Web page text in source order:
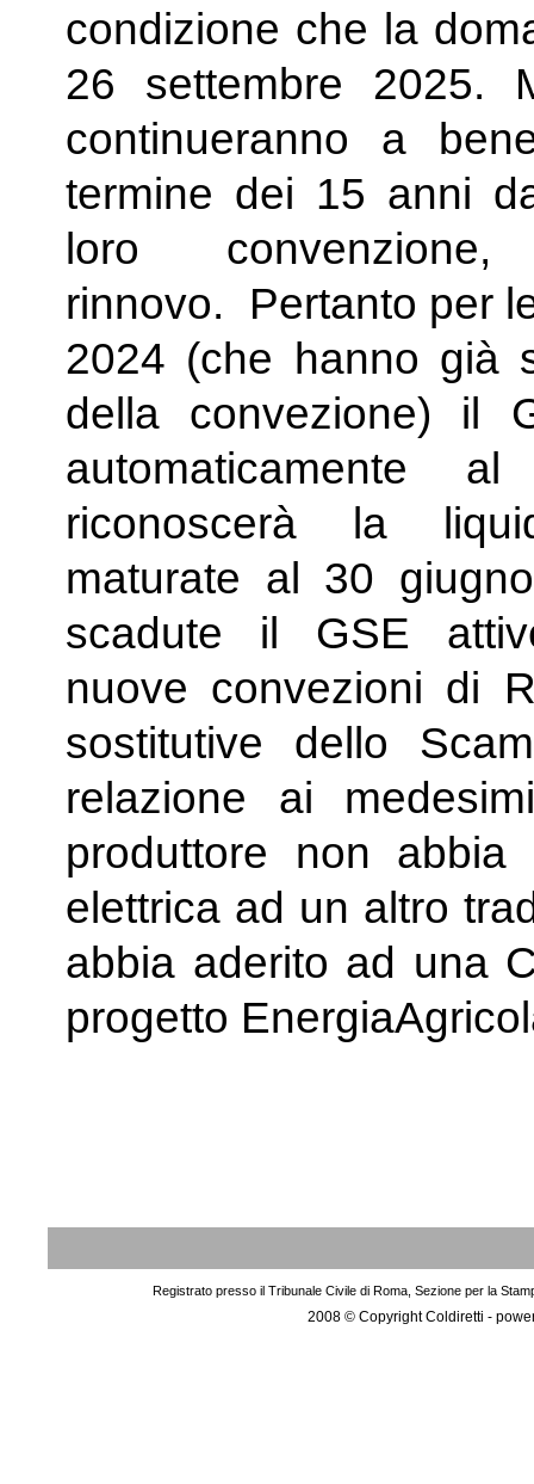
condizione che la
26 settembre 2025.
continueranno a
termine dei 15 anni
loro
rinnovo. Pertanto per
2024 (che hanno già
della convezione) il
automaticamente
riconoscerà la
maturate al 30
scadute il GSE
nuove convezioni di
sostitutive dello
relazione ai
produttore non abbia
elettrica ad un altro
abbia aderito ad una
progetto
Registrato presso il Tribunale Civile di Roma, Sezione per la
2008 © Copyright Coldiretti -